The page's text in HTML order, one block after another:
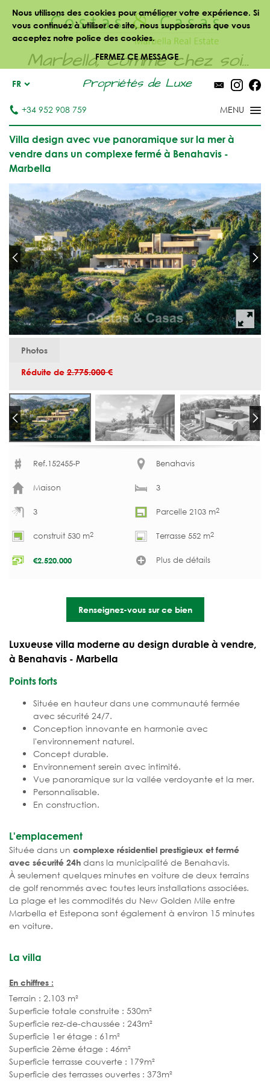
Nous utilisons des cookies pour améliorer votre expérience. Si
vous continuez à utiliser ce site, nous supposerons que vous
acceptez notre police des cookies.
FERMEZ CE MESSAGE
Marbella, comme chez soi...
Propriétés de Luxe
FR
+34 952 908 759
Villa design avec vue panoramique sur la mer à
vendre dans un complexe fermé à Benahavis -
Marbella
Photos
Réduite de 2.775.000 €
Ref.152455-P Benahavis
Maison 3
3 Parcelle 2103 m2
construit 530 m2 Terrasse 552 m2
€2.520.000 Plus de détails
Renseignez-vous sur ce bien
Luxueuse villa moderne au design durable à vendre,
à Benahavis - Marbella
Points forts
Située en hauteur dans une communauté fermée
avec sécurité 24/7.
Conception innovante en harmonie avec
l'environnement naturel.
Concept durable.
Environnement serein avec intimité.
Vue panoramique sur la vallée verdoyante et la mer.
Personnalisable.
En construction.
L'emplacement
Située dans un complexe résidentiel prestigieux et fermé
avec sécurité 24h dans la municipalité de Benahavis.
À seulement quelques minutes en voiture de deux terrains
de golf renommés avec toutes leurs installations associées.
La plage et les commodités du New Golden Mile entre
Marbella et Estepona sont également à environ 15 minutes
en voiture.
La villa
En chiffres :
Terrain : 2.103 m²
Superficie totale construite : 530m²
Superficie rez-de-chaussée : 243m²
Superficie 1er étage : 61m²
Superficie 2ème étage : 46m²
Superficie terrasse couverte : 179m²
Superficie des terrasses ouvertes : 373m²